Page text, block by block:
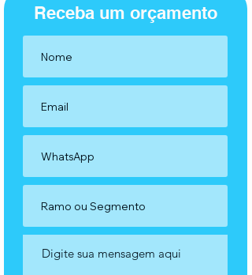
Receba um orçamento